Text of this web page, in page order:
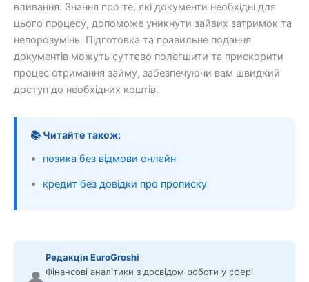
вливання. Знання про те, які документи необхідні для
цього процесу, допоможе уникнути зайвих затримок та
непорозумінь. Підготовка та правильне подання
документів можуть суттєво полегшити та прискорити
процес отримання займу, забезпечуючи вам швидкий
доступ до необхідних коштів.
📚 Читайте також:
позика без відмови онлайн
кредит без довідки про прописку
Редакція EuroGroshi
Фінансові аналітики з досвідом роботи у сфері